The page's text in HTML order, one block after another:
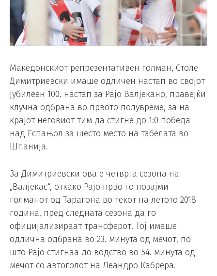
Македонскиот репрезентативен голман, Столе
Димитриевски имаше одличен настап во својот
јубилеен 100. настап за Рајо Валјекано, правејќи
клучна одбрана во првото полувреме, за на
крајот неговиот тим да стигне до 1:0 победа
над Еспањол за шесто место на табелата во
Шпанија.
За Димитриевски ова е четврта сезона на
„Валјекас“, откако Рајо прво го позајми
голманот од Тарагона во текот на летото 2018
година, пред следната сезона да го
официјализираат трансферот. Тој имаше
одлична одбрана во 23. минута од мечот, по
што Рајо стигнаа до водство во 54. минута од
мечот со автоголот на Леандро Кабрера.